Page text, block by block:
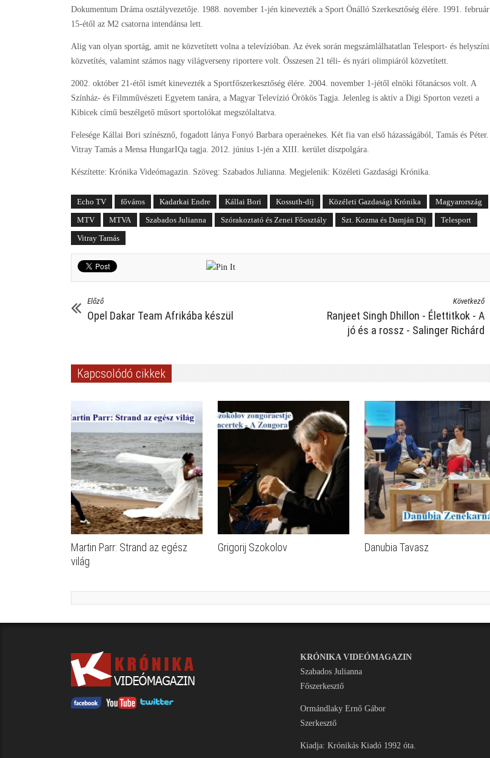
Dokumentum Dráma osztályvezetője. 1988. november 1-jén kinevezték a Sport Önálló Szerkesztőség élére. 1991. február
15-étől az M2 csatorna intendánsa lett.
Alig van olyan sportág, amit ne közvetített volna a televízióban. Az évek során megszámlálhatatlan Telesport- és helyszíni
közvetítés, valamint számos nagy világverseny riportere volt. Összesen 21 téli- és nyári olimpiáról közvetített.
2002. október 21-étől ismét kinevezték a Sportfőszerkesztőség élére. 2004. november 1-jétől elnöki főtanácsos volt. A
Színház- és Filmművészeti Egyetem tanára, a Magyar Televízió Örökös Tagja. Jelenleg is aktív a Digi Sporton vezeti a
Kibicek című beszélgető műsort sportolókat megszólaltatva.
Felesége Kállai Bori színésznő, fogadott lánya Fonyó Barbara operaénekes. Két fia van első házasságából, Tamás és Péter.
Vitray Tamás a Mensa HungarIQa tagja. 2012. június 1-jén a XIII. kerület díszpolgára.
Készítette: Krónika Videómagazin. Szöveg: Szabados Julianna. Megjelenik: Közéleti Gazdasági Krónika.
Echo TV főváros Kadarkai Endre Kállai Bori Kossuth-díj Közéleti Gazdasági Krónika
Magyarország
MTV
MTVA Szabados Julianna Szórakoztató és Zenei Főosztály Szt. Kozma és Damján Díj
Telesport
Vitray Tamás
Előző
Opel Dakar Team Afrikába készül
Következő
Ranjeet Singh Dhillon - Élettitkok - A
jó és a rossz - Salinger Richárd
Kapcsolódó cikkek
Martin Parr: Strand az egész
világ
Grigorij Szokolov Danubia Tavasz
KRÓNIKA VIDEÓMAGAZIN
Szabados Julianna
Főszerkesztő
Ormándlaky Ernő Gábor
Szerkesztő
Kiadja: Krónikás Kiadó 1992 óta.